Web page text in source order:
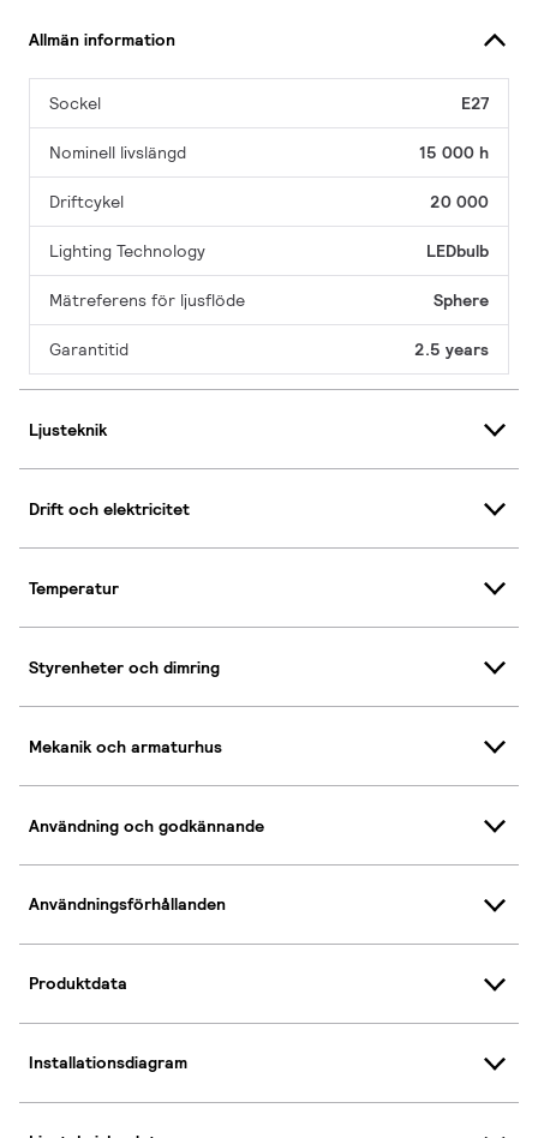
Allmän information
Sockel E27
Nominell livslängd 15 000 h
Driftcykel 20 000
Lighting Technology LEDbulb
Mätreferens för ljusflöde Sphere
Garantitid 2.5 years
Ljusteknik
Drift och elektricitet
Temperatur
Styrenheter och dimring
Mekanik och armaturhus
Användning och godkännande
Användningsförhållanden
Produktdata
Installationsdiagram